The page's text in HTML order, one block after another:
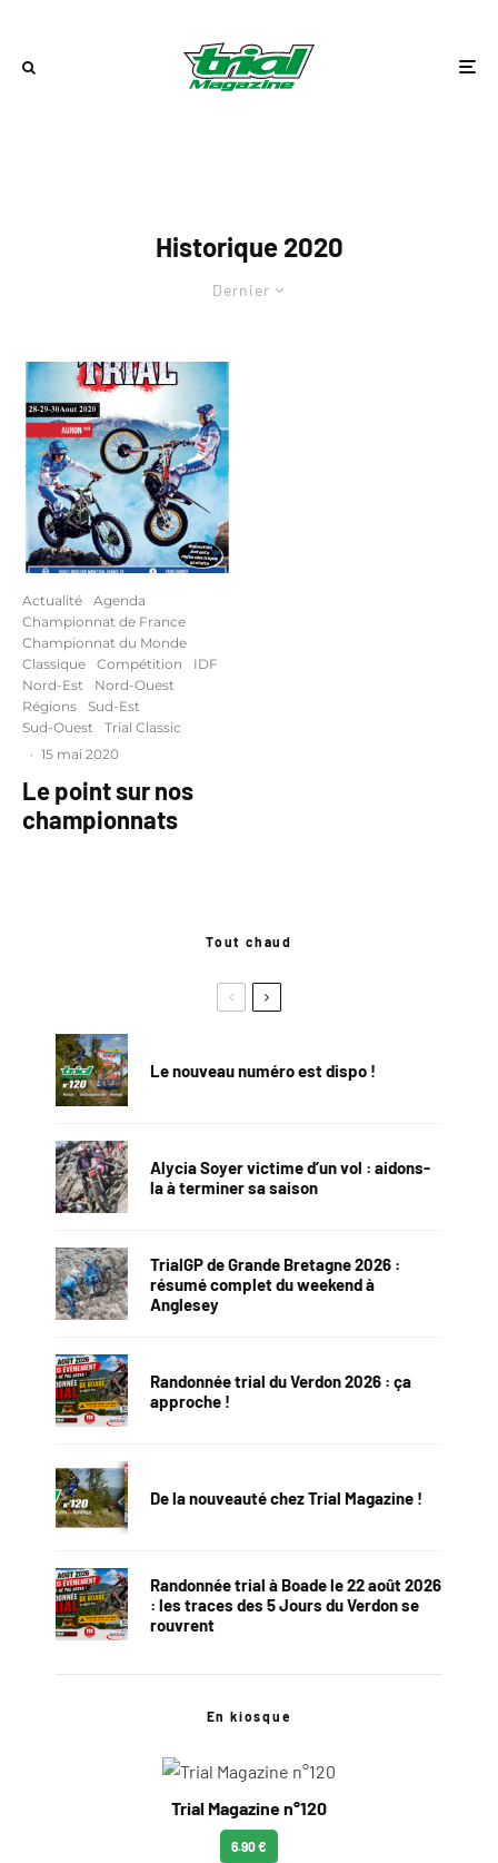
Historique 2020
Dernier
Actualité
Agenda
Championnat de France
Championnat du Monde
Classique
Compétition
IDF
Nord-Est
Nord-Ouest
Régions
Sud-Est
Sud-Ouest
Trial Classic
· 15 mai 2020
Le point sur nos
championnats
Tout chaud
Le nouveau numéro est dispo !
Alycia Soyer victime d’un vol : aidons-
la à terminer sa saison
TrialGP de Grande Bretagne 2026 :
résumé complet du weekend à
Anglesey
Randonnée trial du Verdon 2026 : ça
approche !
De la nouveauté chez Trial Magazine !
Randonnée trial à Boade le 22 août 2026
: les traces des 5 Jours du Verdon se
rouvrent
En kiosque
Trial Magazine n°120
6.90 €